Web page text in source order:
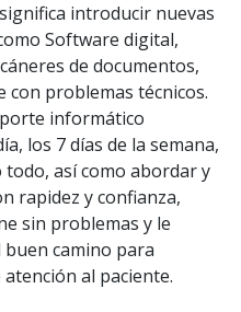
introducir nuevas
Software digital,
de documentos,
con problemas técnicos.
informático
los 7 días de la semana,
así como abordar y
rapidez y confianza,
sin problemas y le
camino para
al paciente.